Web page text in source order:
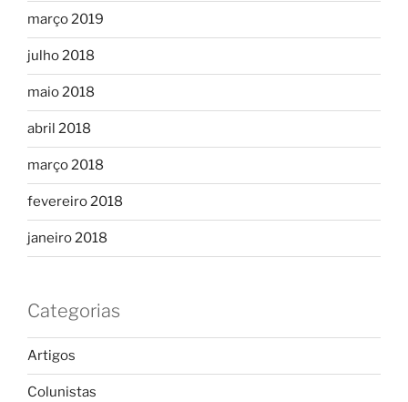
março 2019
julho 2018
maio 2018
abril 2018
março 2018
fevereiro 2018
janeiro 2018
Categorias
Artigos
Colunistas